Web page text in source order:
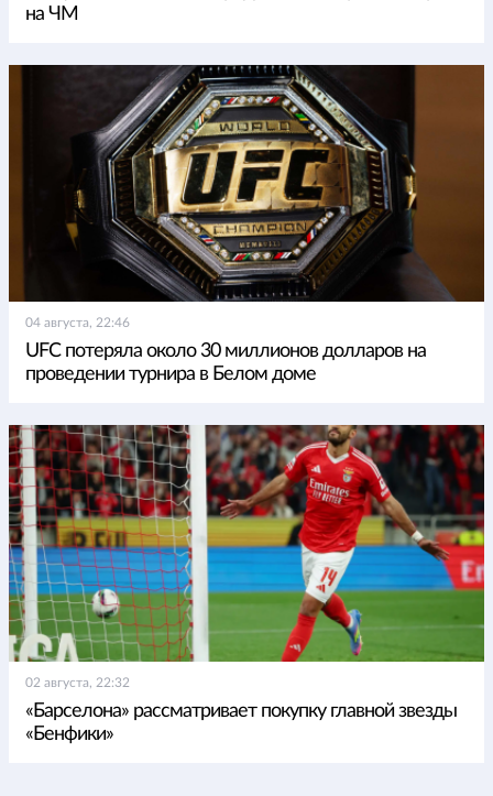
на ЧМ
04 августа, 22:46
UFC потеряла около 30 миллионов долларов на
проведении турнира в Белом доме
02 августа, 22:32
«Барселона» рассматривает покупку главной звезды
«Бенфики»